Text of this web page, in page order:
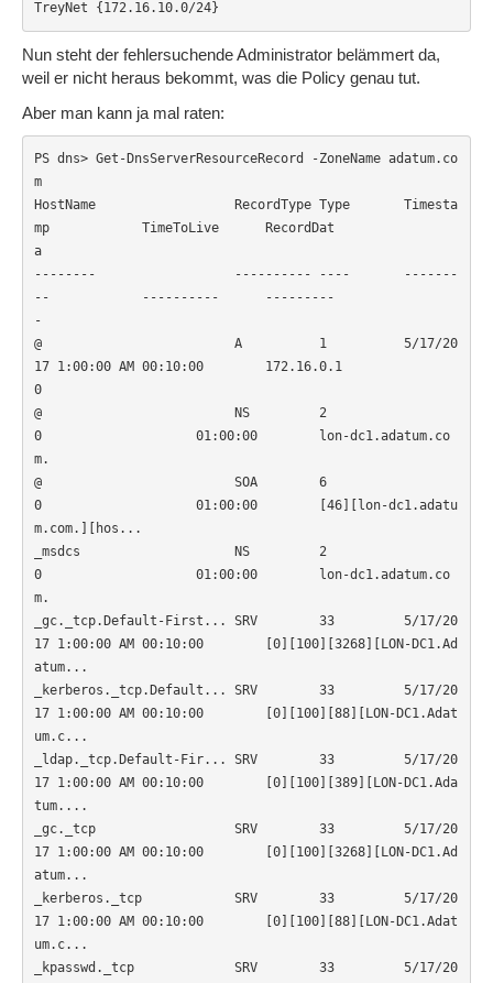
TreyNet {172.16.10.0/24}
Nun steht der fehlersuchende Administrator belämmert da,
weil er nicht heraus bekommt, was die Policy genau tut.
Aber man kann ja mal raten:
PS dns> Get-DnsServerResourceRecord -ZoneName adatum.co
m
HostName                  RecordType Type       Timesta
mp            TimeToLive      RecordDat
a
--------                  ---------- ----       -------
--            ----------      ---------
-
@                         A          1          5/17/20
17 1:00:00 AM 00:10:00        172.16.0.1
0
@                         NS         2
0                    01:00:00        lon-dc1.adatum.co
m.
@                         SOA        6
0                    01:00:00        [46][lon-dc1.adatu
m.com.][hos...
_msdcs                    NS         2
0                    01:00:00        lon-dc1.adatum.co
m.
_gc._tcp.Default-First... SRV        33         5/17/20
17 1:00:00 AM 00:10:00        [0][100][3268][LON-DC1.Ad
atum...
_kerberos._tcp.Default... SRV        33         5/17/20
17 1:00:00 AM 00:10:00        [0][100][88][LON-DC1.Adat
um.c...
_ldap._tcp.Default-Fir... SRV        33         5/17/20
17 1:00:00 AM 00:10:00        [0][100][389][LON-DC1.Ada
tum....
_gc._tcp                  SRV        33         5/17/20
17 1:00:00 AM 00:10:00        [0][100][3268][LON-DC1.Ad
atum...
_kerberos._tcp            SRV        33         5/17/20
17 1:00:00 AM 00:10:00        [0][100][88][LON-DC1.Adat
um.c...
_kpasswd._tcp             SRV        33         5/17/20